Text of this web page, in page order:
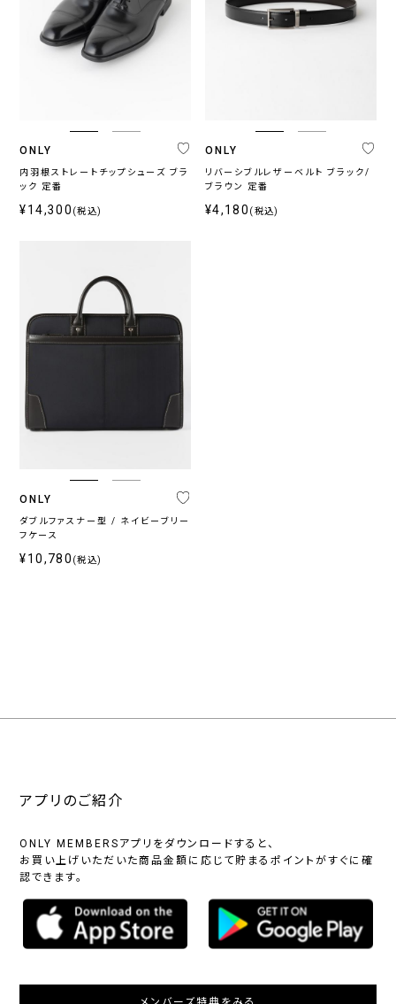
ONLY
内羽根ストレートチップシューズ ブラ
ック 定番
¥14,300 (税込)
ONLY
リバーシブルレザーベルト ブラック/
ブラウン 定番
¥4,180 (税込)
ONLY
ダブルファスナー型 / ネイビーブリー
フケース
¥10,780 (税込)
アプリのご紹介
ONLY MEMBERSアプリをダウンロードすると、
お買い上げいただいた商品金額に応じて貯まるポイントがすぐに確
認できます。